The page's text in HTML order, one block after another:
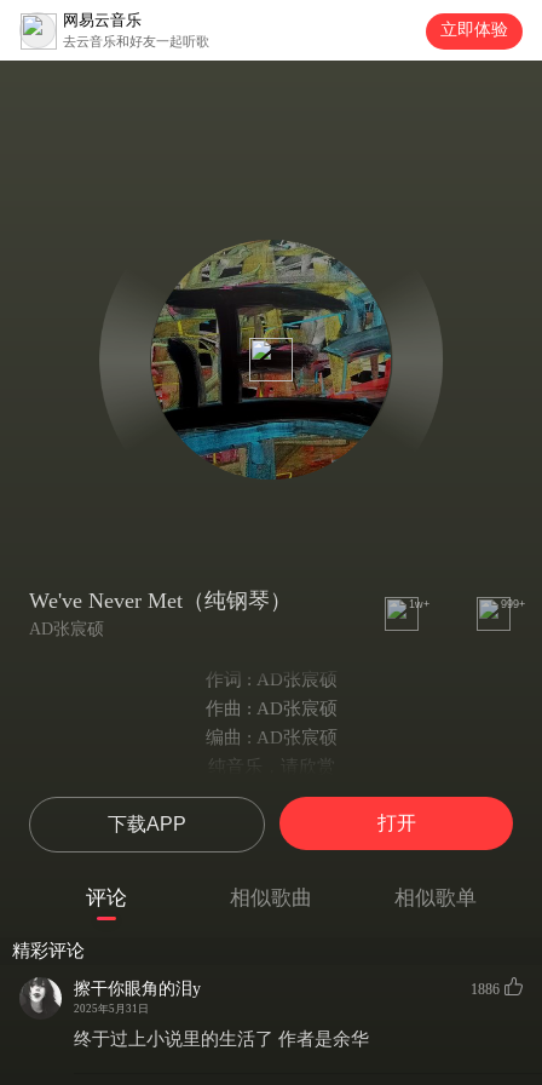
网易云音乐
去云音乐和好友一起听歌
立即体验
We've Never Met（纯钢琴）
AD张宸硕
1w+ 999+
作词 : AD张宸硕
作曲 : AD张宸硕
编曲 : AD张宸硕
纯音乐，请欣赏
下载APP 打开
评论 相似歌曲 相似歌单
精彩评论
擦干你眼角的泪y
2025年5月31日
1886
终于过上小说里的生活了 作者是余华